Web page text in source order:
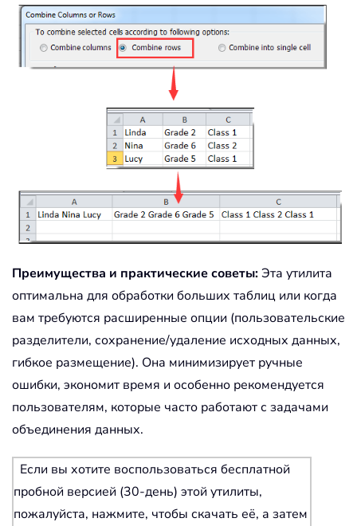
Преимущества и практические советы:Эта утилита
оптимальна для обработки больших таблиц или когда
вам требуются расширенные опции (пользовательские
разделители, сохранение/удаление исходных данных,
гибкое размещение). Она минимизирует ручные
ошибки, экономит время и особенно рекомендуется
пользователям, которые часто работают с задачами
объединения данных.
Если вы хотите воспользоваться бесплатной
пробной версией (30-день) этой утилиты,
пожалуйста, нажмите, чтобы скачать её, а затем